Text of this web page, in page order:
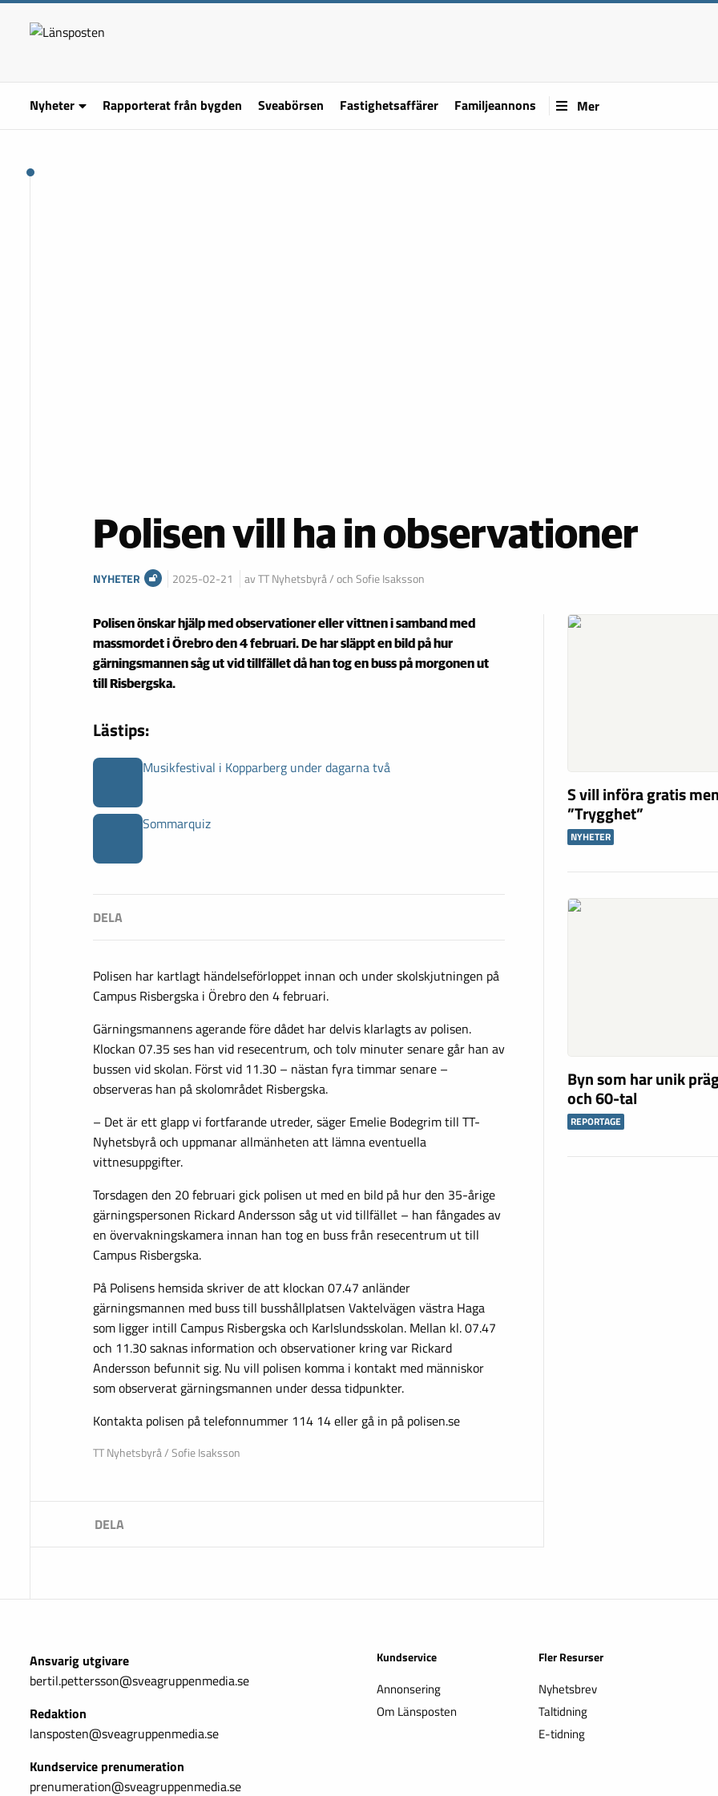
Nyheter Rapporterat från bygden Sveabörsen Fastighetsaffärer Familjeannons Mer
Polisen vill ha in observationer
NYHETER 2025-02-21 av TT Nyhetsbyrå / och Sofie Isaksson
Polisen önskar hjälp med observationer eller vittnen i samband med
massmordet i Örebro den 4 februari. De har släppt en bild på hur
gärningsmannen såg ut vid tillfället då han tog en buss på morgonen ut
till Risbergska.
Lästips:
Musikfestival i Kopparberg under dagarna två
Sommarquiz
Polisen har kartlagt händelseförloppet innan och under skolskjutningen på
Campus Risbergska i Örebro den 4 februari.
Gärningsmannens agerande före dådet har delvis klarlagts av polisen.
Klockan 07.35 ses han vid resecentrum, och tolv minuter senare går han av
bussen vid skolan. Först vid 11.30 – nästan fyra timmar senare –
observeras han på skolområdet Risbergska.
– Det är ett glapp vi fortfarande utreder, säger Emelie Bodegrim till TT-
Nyhetsbyrå och uppmanar allmänheten att lämna eventuella
vittnesuppgifter.
Torsdagen den 20 februari gick polisen ut med en bild på hur den 35-årige
gärningspersonen Rickard Andersson såg ut vid tillfället – han fångades av
en övervakningskamera innan han tog en buss från resecentrum ut till
Campus Risbergska.
På Polisens hemsida skriver de att klockan 07.47 anländer
gärningsmannen med buss till busshållplatsen Vaktelvägen västra Haga
som ligger intill Campus Risbergska och Karlslundsskolan. Mellan kl. 07.47
och 11.30 saknas information och observationer kring var Rickard
Andersson befunnit sig. Nu vill polisen komma i kontakt med människor
som observerat gärningsmannen under dessa tidpunkter.
Kontakta polisen på telefonnummer 114 14 eller gå in på polisen.se
TT Nyhetsbyrå / Sofie Isaksson
S vill införa gratis
”Trygghet”
NYHETER
Byn som har unik
och 60-tal
REPORTAGE
Ansvarig utgivare
bertil.pettersson@sveagruppenmedia.se
Redaktion
lansposten@sveagruppenmedia.se
Kundservice prenumeration
prenumeration@sveagruppenmedia.se
Kundservice
Annonsering
Om Länsposten
Fler Resurser
Nyhetsbrev
Taltidning
E-tidning